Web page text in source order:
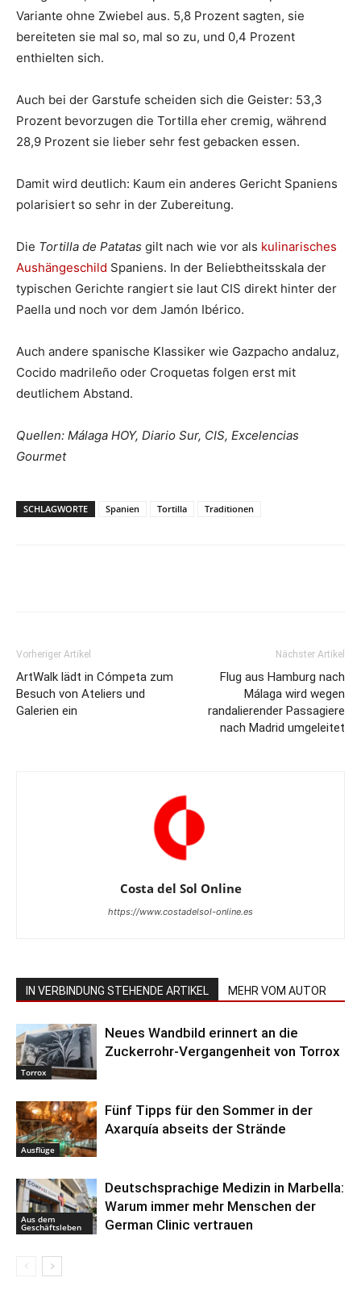
Variante ohne Zwiebel aus. 5,8 Prozent sagten, sie
bereiteten sie mal so, mal so zu, und 0,4 Prozent
enthielten sich.
Auch bei der Garstufe scheiden sich die Geister: 53,3
Prozent bevorzugen die Tortilla eher cremig, während
28,9 Prozent sie lieber sehr fest gebacken essen.
Damit wird deutlich: Kaum ein anderes Gericht Spaniens
polarisiert so sehr in der Zubereitung.
Die Tortilla de Patatas gilt nach wie vor als kulinarisches
Aushängeschild Spaniens. In der Beliebtheitsskala der
typischen Gerichte rangiert sie laut CIS direkt hinter der
Paella und noch vor dem Jamón Ibérico.
Auch andere spanische Klassiker wie Gazpacho andaluz,
Cocido madrileño oder Croquetas folgen erst mit
deutlichem Abstand.
Quellen: Málaga HOY, Diario Sur, CIS, Excelencias
Gourmet
SCHLAGWORTE Spanien Tortilla Traditionen
Vorheriger Artikel
ArtWalk lädt in Cómpeta zum
Besuch von Ateliers und
Galerien ein
Nächster Artikel
Flug aus Hamburg nach
Málaga wird wegen
randalierender Passagiere
nach Madrid umgeleitet
Costa del Sol Online
https://www.costadelsol-online.es
IN VERBINDUNG STEHENDE ARTIKEL MEHR VOM AUTOR
Torrox
Neues Wandbild erinnert an die
Zuckerrohr-Vergangenheit von Torrox
Ausflüge
Fünf Tipps für den Sommer in der
Axarquía abseits der Strände
Aus dem
Geschäftsleben
Deutschsprachige Medizin in Marbella:
Warum immer mehr Menschen der
German Clinic vertrauen